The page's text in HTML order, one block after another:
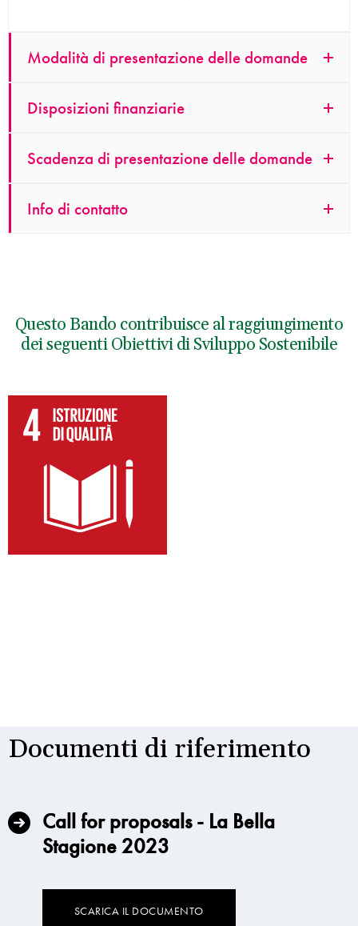
Modalità di presentazione delle domande
Disposizioni finanziarie
Scadenza di presentazione delle domande
Info di contatto
Questo Bando contribuisce al raggiungimento
dei seguenti Obiettivi di Sviluppo Sostenibile
Documenti di riferimento
Call for proposals - La Bella
Stagione 2023
SCARICA IL DOCUMENTO